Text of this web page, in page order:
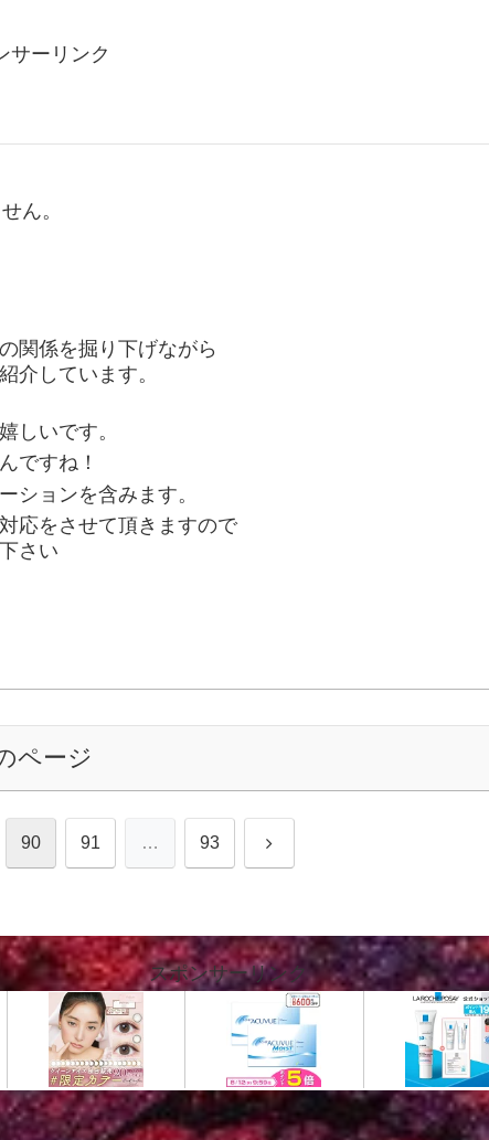
サーリンク
ん。
関係を掘り下げながら
介しています。
しいです。
ですね！
ションを含みます。
応をさせて頂きますので
さい
ページ
90 91 … 93 次
スポンサーリンク